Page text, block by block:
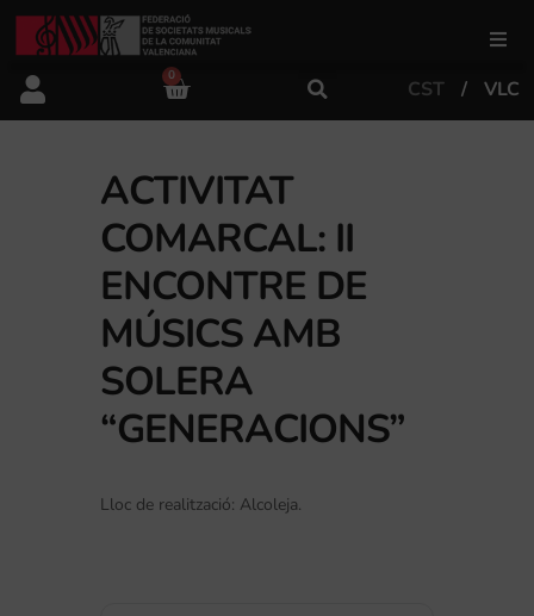
FSMCV
Àrea de gestió
Àrea educativa
Àrea Artística
Actualitat
0
CST VLC
ACTIVITAT
COMARCAL: II
ENCONTRE DE
MÚSICS AMB
SOLERA
“GENERACIONS”
Lloc de realització: Alcoleja.